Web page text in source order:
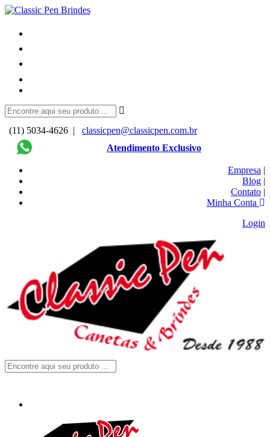
(11) 5034-4626 |
classicpen@classicpen.com.br
Atendimento Exclusivo
Empresa |
Blog |
Contato |
Minha Conta
Login